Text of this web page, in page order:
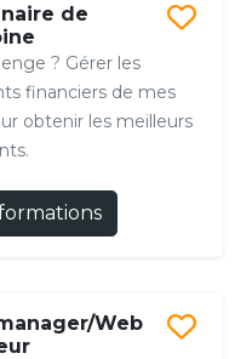
de
? Gérer les
financiers de mes
obtenir les meilleurs
Web